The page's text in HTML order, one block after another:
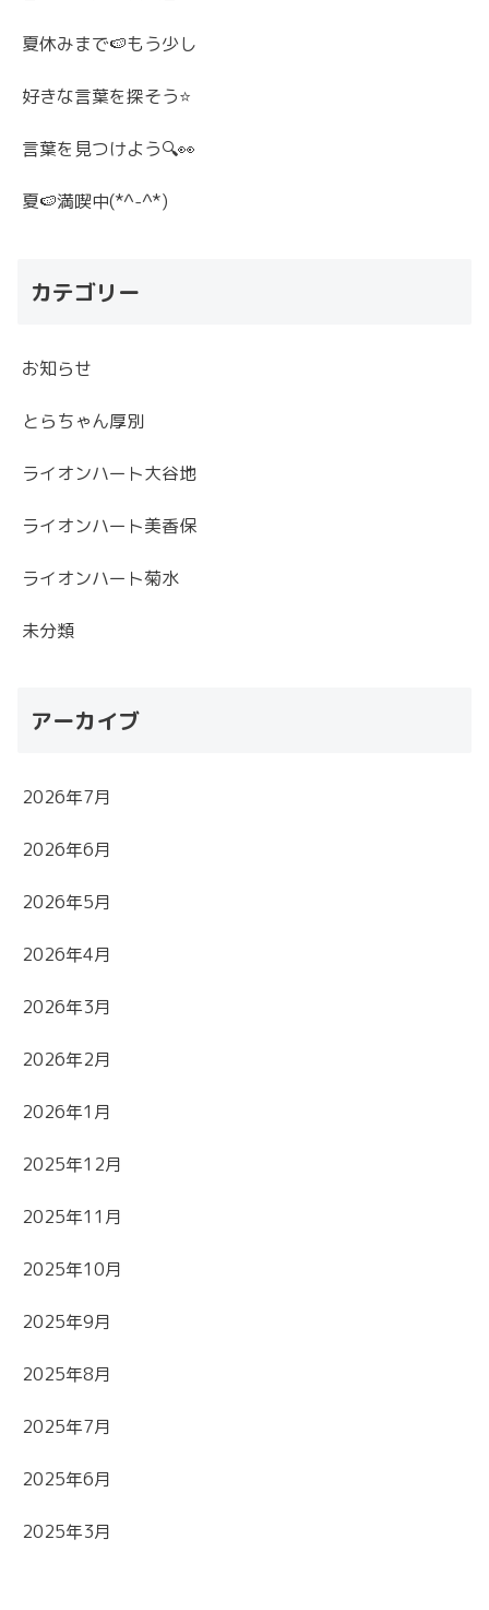
夏休みまで🍉もう少し
好きな言葉を探そう⭐
言葉を見つけよう🔍👀
夏🍉満喫中(*^-^*)
カテゴリー
お知らせ
とらちゃん厚別
ライオンハート大谷地
ライオンハート美香保
ライオンハート菊水
未分類
アーカイブ
2026年7月
2026年6月
2026年5月
2026年4月
2026年3月
2026年2月
2026年1月
2025年12月
2025年11月
2025年10月
2025年9月
2025年8月
2025年7月
2025年6月
2025年3月